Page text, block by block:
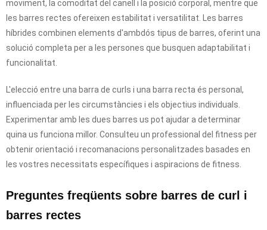
moviment, la comoditat del canell i la posició corporal, mentre que
les barres rectes ofereixen estabilitat i versatilitat. Les barres
híbrides combinen elements d'ambdós tipus de barres, oferint una
solució completa per a les persones que busquen adaptabilitat i
funcionalitat.
L'elecció entre una barra de curls i una barra recta és personal,
influenciada per les circumstàncies i els objectius individuals.
Experimentar amb les dues barres us pot ajudar a determinar
quina us funciona millor. Consulteu un professional del fitness per
obtenir orientació i recomanacions personalitzades basades en
les vostres necessitats específiques i aspiracions de fitness.
Preguntes freqüents sobre barres de curl i
barres rectes